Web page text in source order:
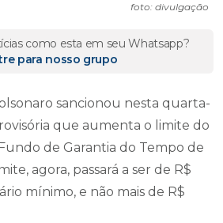
foto: divulgação
como esta em seu Whatsapp?
para nosso grupo
sancionou nesta quarta-
que aumenta o limite do
de Garantia do Tempo de
agora, passará a ser de R$
mínimo, e não mais de R$